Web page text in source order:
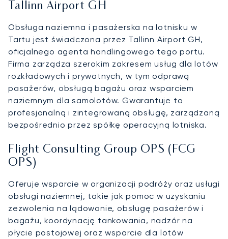
Tallinn Airport GH
Obsługa naziemna i pasażerska na lotnisku w
Tartu jest świadczona przez Tallinn Airport GH,
oficjalnego agenta handlingowego tego portu.
Firma zarządza szerokim zakresem usług dla lotów
rozkładowych i prywatnych, w tym odprawą
pasażerów, obsługą bagażu oraz wsparciem
naziemnym dla samolotów. Gwarantuje to
profesjonalną i zintegrowaną obsługę, zarządzaną
bezpośrednio przez spółkę operacyjną lotniska.
Flight Consulting Group OPS (FCG
OPS)
Oferuje wsparcie w organizacji podróży oraz usługi
obsługi naziemnej, takie jak pomoc w uzyskaniu
zezwolenia na lądowanie, obsługę pasażerów i
bagażu, koordynację tankowania, nadzór na
płycie postojowej oraz wsparcie dla lotów